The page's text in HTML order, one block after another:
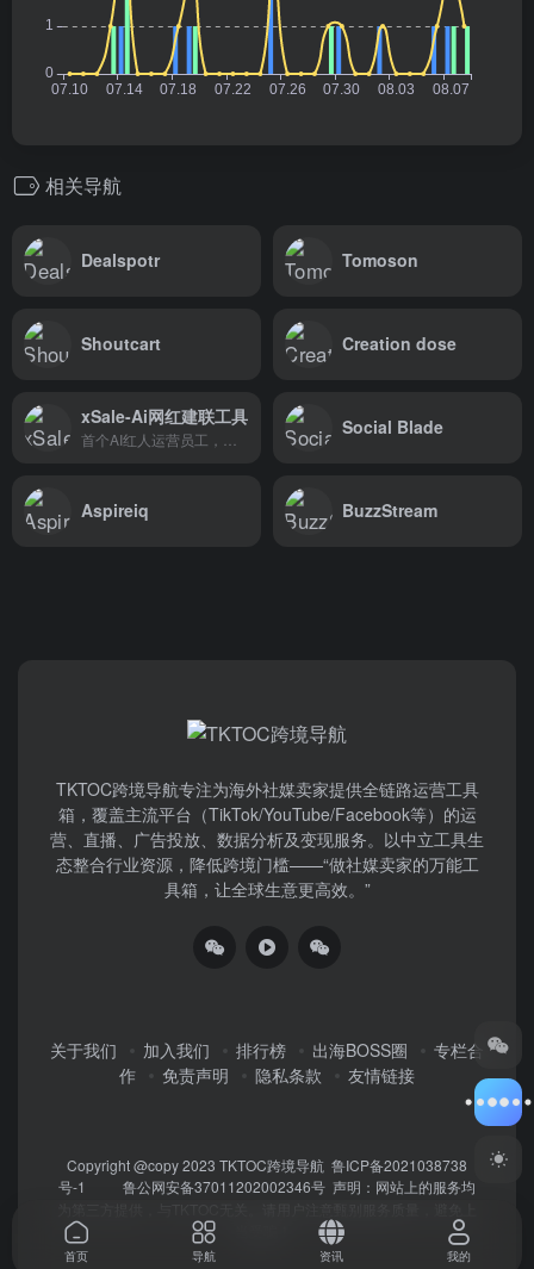
相关导航
Dealspotr Tomoson
Shoutcart Creation dose
xSale-Ai网红建联工具 Social Blade
Aspireiq BuzzStream
TKTOC跨境导航​专注为海外社媒卖家提供全链路运营工具
箱，覆盖主流平台（TikTok/YouTube/Facebook等）​的运
营、直播、广告投放、数据分析及变现服务。以中立工具生
态整合行业资源，降低跨境门槛——“做社媒卖家的万能工
具箱，让全球生意更高效。”
关于我们 加入我们 排行榜 出海BOSS圈
专栏合
作
免责声明 隐私条款 友情链接
Copyright @copy 2023 TKTOC跨境导航 鲁ICP备2021038738
号-1
鲁公网安备37011202002346号 声明：网站上的服务均
首页 导航 资讯 我的